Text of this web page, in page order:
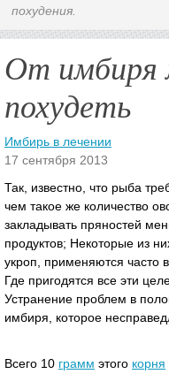
похудения.
От
похудеть
Имбирь в лечении
17 сентября 2013
Так, известно, что рыба
чем такое же количество
закладывать пряностей
продуктов; Некоторые из
укроп, применяются часто
Где пригодятся все эти
Устранение проблем в
имбиря, которое
Всего 10 грамм этого корня